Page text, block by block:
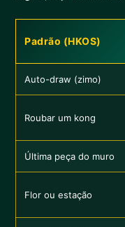
Padrão (HKOS)
Auto-draw (zimo)
Roubar um kong
Última peça do muro
Flor ou estação